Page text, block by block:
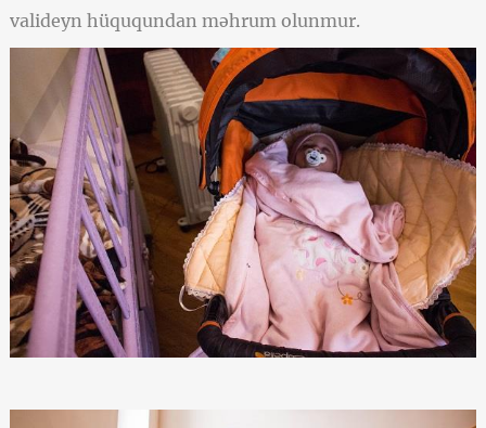
valideyn hüququndan məhrum olunmur.